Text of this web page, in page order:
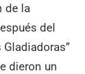
de la
del
dieron un